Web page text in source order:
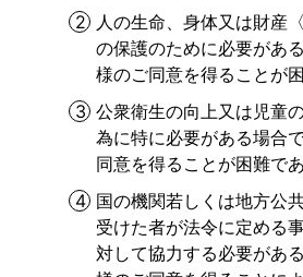
人の生命、身体又は財産
の保護のために必要があ
様のご同意を得ることが
公衆衛生の向上又は児童
為に特に必要がある場合
同意を得ることが困難であ
国の機関若しくは地方公
受けた者が法令に定める
対して協力する必要があ